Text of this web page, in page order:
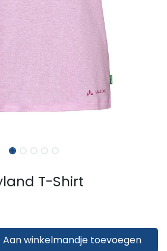
T-Shirt
Aan winkelmandje toevoegen